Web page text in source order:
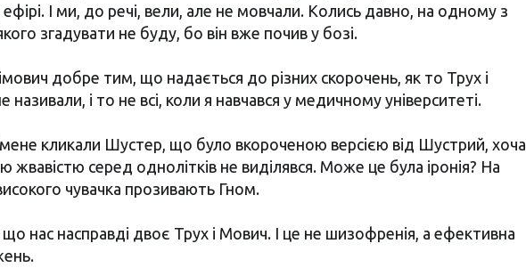
І ми, до речі, вели, але не мовчали. Колись давно, на одному з
згадувати не буду, бо він вже почив у бозі.
добре тим, що надається до різних скорочень, як то Трух і
називали, і то не всі, коли я навчався у медичному університеті.
мене кликали Шустер, що було вкороченою версією від Шустрий, хоча
жвавістю серед однолітків не виділявся. Може це була іронія? На
чувачка прозивають Гном.
нас насправді двоє Трух і Мович. І це не шизофренія, а ефективна